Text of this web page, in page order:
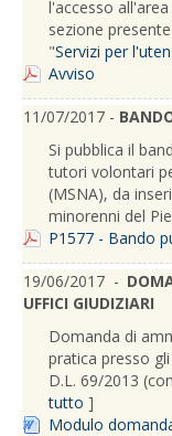
l'accesso
sezione
"Servizi per
Avviso
11/07/2017 -
Si pubblica il
tutori volontari
(MSNA), da
minorenni del
P1577 - Bando
19/06/2017 -
UFFICI GIUDIZIARI
Domanda di
pratica presso
D.L. 69/2013
tutto ]
Modulo